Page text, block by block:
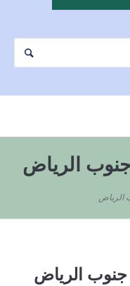
الرياض
الرياض
الرياض